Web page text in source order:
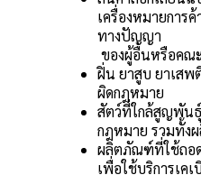
เครื่องหมายกา
ทางปัญญา
ของผู้อื่นหรือคณ
ฝิ่น ยาสูบ ยาเสพ
ผิดกฎหมาย
สัตว์ที่ใกล้สูญพัน
กฎหมาย รวมทั้ง
ผลิตภัณฑ์ที่ใช้ถอ
เพื่อใช้บริการเค